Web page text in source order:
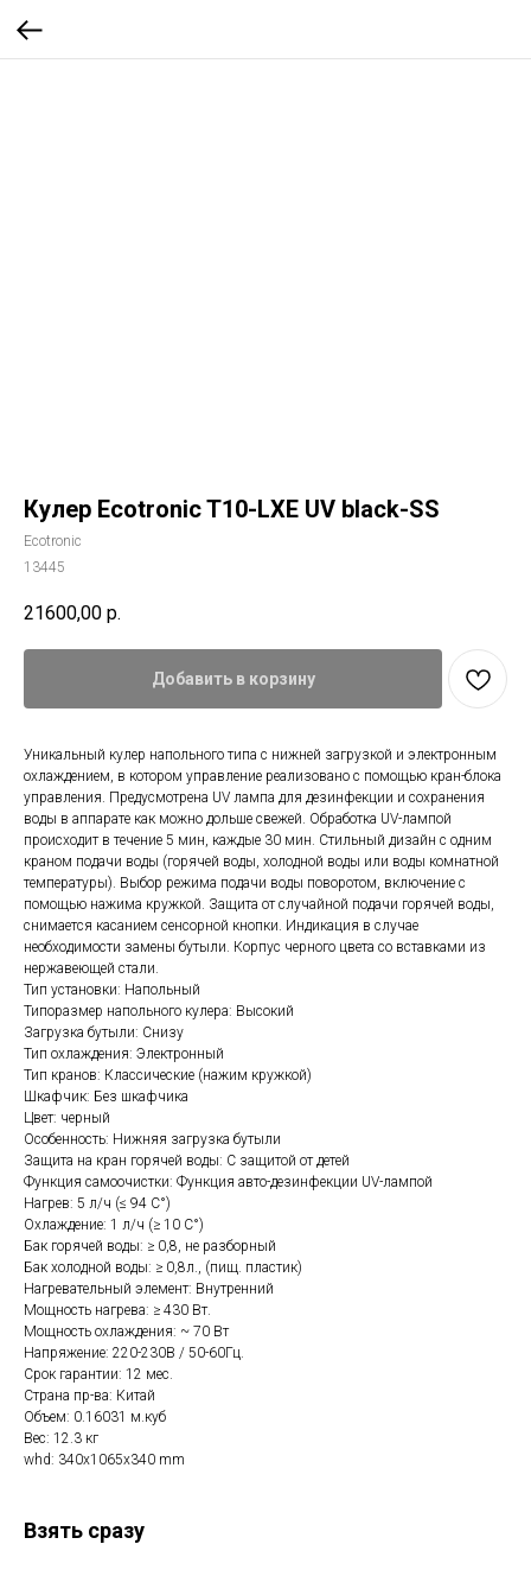
Кулер Ecotronic T10-LXE UV black-SS
Ecotronic
13445
21600,00 р.
Добавить в корзину
Уникальный кулер напольного типа с нижней загрузкой и электронным
охлаждением, в котором управление реализовано с помощью кран-блока
управления. Предусмотрена UV лампа для дезинфекции и сохранения
воды в аппарате как можно дольше свежей. Обработка UV-лампой
происходит в течение 5 мин, каждые 30 мин. Стильный дизайн с одним
краном подачи воды (горячей воды, холодной воды или воды комнатной
температуры). Выбор режима подачи воды поворотом, включение с
помощью нажима кружкой. Защита от случайной подачи горячей воды,
снимается касанием сенсорной кнопки. Индикация в случае
необходимости замены бутыли. Корпус черного цвета со вставками из
нержавеющей стали.
Тип установки: Напольный
Типоразмер напольного кулера: Высокий
Загрузка бутыли: Снизу
Тип охлаждения: Электронный
Тип кранов: Классические (нажим кружкой)
Шкафчик: Без шкафчика
Цвет: черный
Особенность: Нижняя загрузка бутыли
Защита на кран горячей воды: С защитой от детей
Функция самоочистки: Функция авто-дезинфекции UV-лампой
Нагрев: 5 л/ч (≤ 94 C°)
Охлаждение: 1 л/ч (≥ 10 C°)
Бак горячей воды: ≥ 0,8, не разборный
Бак холодной воды: ≥ 0,8л., (пищ. пластик)
Нагревательный элемент: Внутренний
Мощность нагрева: ≥ 430 Вт.
Мощность охлаждения: ~ 70 Вт
Напряжение: 220-230В / 50-60Гц.
Срок гарантии: 12 мес.
Страна пр-ва: Китай
Объем: 0.16031 м.куб
Вес: 12.3 кг
whd: 340x1065x340 mm
Взять сразу